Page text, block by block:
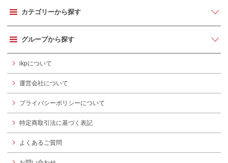
カテゴリーから探す
グループから探す
ikpについて
運営会社について
プライバシーポリシーについて
特定商取引法に基づく表記
よくあるご質問